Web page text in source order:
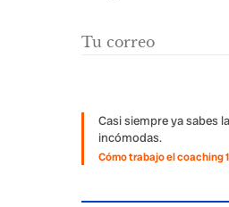
Casi siempre ya sabes
incómodas.
Cómo trabajo el coaching